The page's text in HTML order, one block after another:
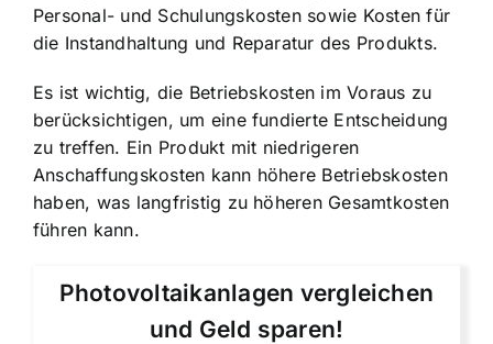
Personal- und Schulungskosten sowie Kosten für
die Instandhaltung und Reparatur des Produkts.
Es ist wichtig, die Betriebskosten im Voraus zu
berücksichtigen, um eine fundierte Entscheidung
zu treffen. Ein Produkt mit niedrigeren
Anschaffungskosten kann höhere Betriebskosten
haben, was langfristig zu höheren Gesamtkosten
führen kann.
Photovoltaikanlagen vergleichen
und Geld sparen!